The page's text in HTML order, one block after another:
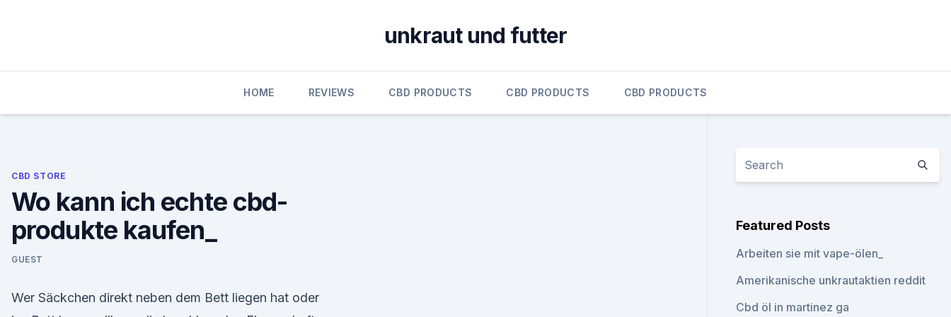
unkraut und futter
HOME REVIEWS CBD PRODUCTS CBD PRODUCTS CBD PRODUCTS
CBD STORE
Wo kann ich echte cbd-
produkte kaufen_
GUEST
Wer Säckchen direkt neben dem Bett liegen hat oder
Featured Posts
Arbeiten sie mit vape-ölen_
Amerikanische unkrautaktien reddit
Cbd öl in martinez ga